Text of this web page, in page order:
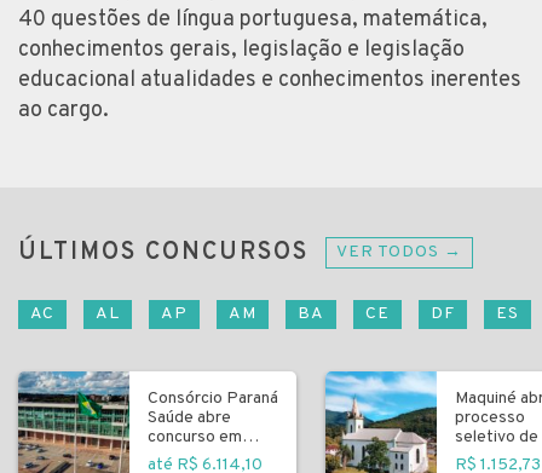
40 questões de língua portuguesa, matemática,
conhecimentos gerais, legislação e legislação
educacional atualidades e conhecimentos inerentes
ao cargo.
ÚLTIMOS CONCURSOS VER TODOS →
AC AL AP AM BA CE DF ES
Consórcio Paraná
Saúde abre
concurso em
Curitiba
até R$ 6.114,10
Maquiné
processo
seletivo de
R$ 1.152,73